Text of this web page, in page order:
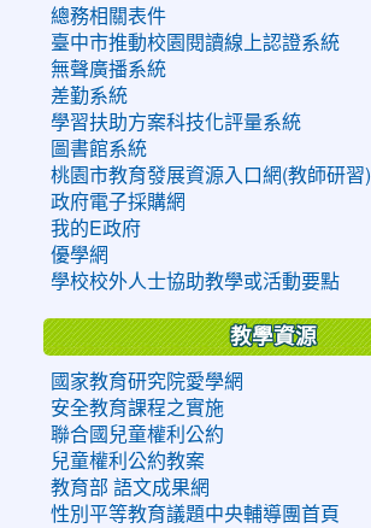
總務相關表件
臺中市推動校園閱讀線上認證系統
無聲廣播系統
差勤系統
學習扶助方案科技化評量系統
圖書館系統
桃園市教育發展資源入口網(教師研習)
政府電子採購網
我的E政府
優學網
學校校外人士協助教學或活動要點
教學資源
國家教育研究院愛學網
安全教育課程之實施
聯合國兒童權利公約
兒童權利公約教案
教育部 語文成果網
性別平等教育議題中央輔導團首頁